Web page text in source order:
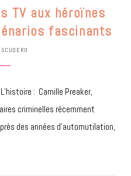
TV aux héroïnes
fascinants
: Camille Preaker,
criminelles récemment
des années d’automutilation,